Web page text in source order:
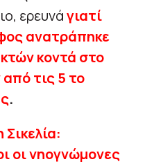
ερευνάγιατί
ανατράπηκε
κοντά στο
τις 5 το
.
οι νηογνώμονες